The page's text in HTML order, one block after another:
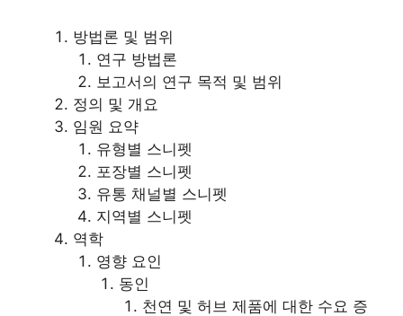
방법론 및 범위
연구 방법론
보고서의 연구 목적 및 범위
정의 및 개요
임원 요약
유형별 스니펫
포장별 스니펫
유통 채널별 스니펫
지역별 스니펫
역학
영향 요인
동인
천연 및 허브 제품에 대한 수요 증